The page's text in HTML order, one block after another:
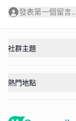
發表第一個留言
社群主題
熱門地點